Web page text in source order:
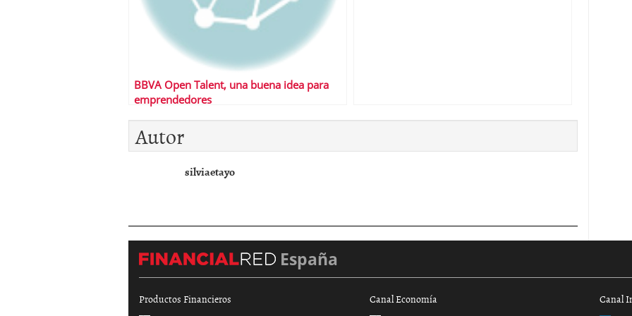
BBVA Open Talent, una buena idea para
emprendedores
Autor
silviaetayo
España
Productos Financieros Canal Economía Canal